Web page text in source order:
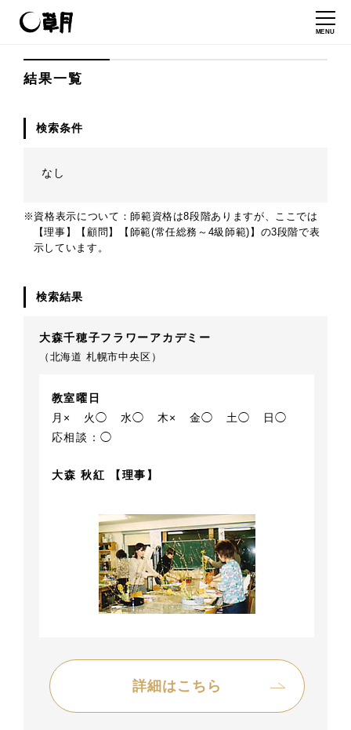
MENU
結果一覧
検索条件
なし
※資格表示について：師範資格は8段階ありますが、ここでは
【理事】【顧問】【師範(常任総務～4級師範)】の3段階で表
示しています。
検索結果
大森千穂子フラワーアカデミー
（北海道 札幌市中央区）
教室曜日
月×
火◯ 水◯ 木× 金◯ 土◯
日◯
応相談：◯
大森 秋紅 【理事】
詳細はこちら